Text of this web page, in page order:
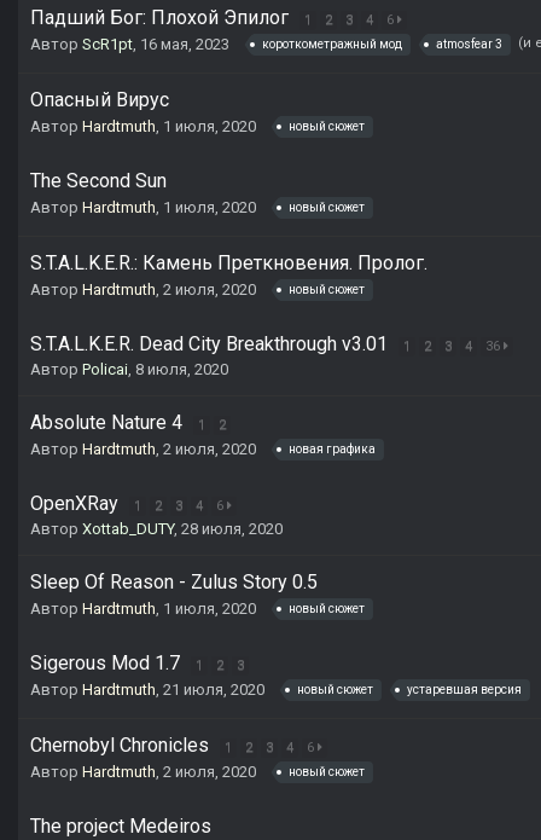
Падший Бог: Плохой Эпилог 1 2 3 4 6
Автор ScR1pt, 16 мая, 2023 короткометражный мод atmosfear 3 (и
Опасный Вирус
Автор Hardtmuth, 1 июля, 2020 новый сюжет
The Second Sun
Автор Hardtmuth, 1 июля, 2020 новый сюжет
S.T.A.L.K.E.R.: Камень Преткновения. Пролог.
Автор Hardtmuth, 2 июля, 2020 новый сюжет
S.T.A.L.K.E.R. Dead City Breakthrough v3.01 1 2 3 4 36
Автор Policai, 8 июля, 2020
Absolute Nature 4 1 2
Автор Hardtmuth, 2 июля, 2020 новая графика
OpenXRay 1 2 3 4 6
Автор Xottab_DUTY, 28 июля, 2020
Sleep Of Reason - Zulus Story 0.5
Автор Hardtmuth, 1 июля, 2020 новый сюжет
Sigerous Mod 1.7 1 2 3
Автор Hardtmuth, 21 июля, 2020 новый сюжет устаревшая версия
Chernobyl Chronicles 1 2 3 4 6
Автор Hardtmuth, 2 июля, 2020 новый сюжет
The project Medeiros